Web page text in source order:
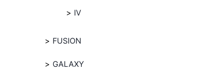
IV
FUSION
GALAXY